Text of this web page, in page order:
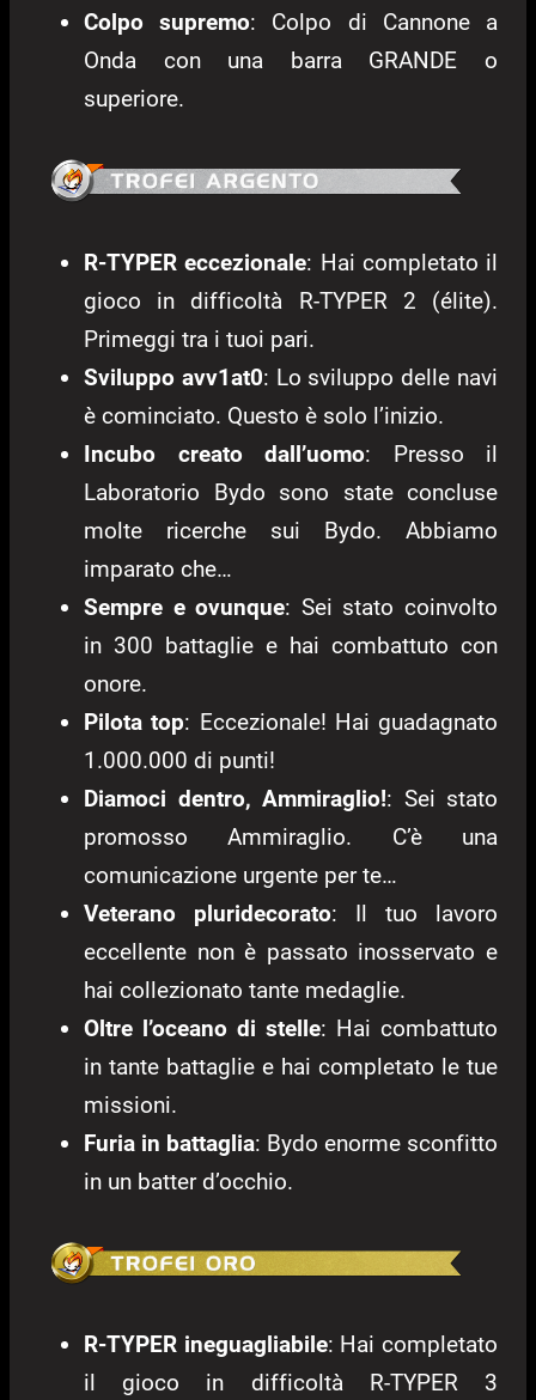
Colpo supremo: Colpo di Cannone a
Onda con una barra GRANDE o
superiore.
R-TYPER eccezionale: Hai completato il
gioco in difficoltà R-TYPER 2 (élite).
Primeggi tra i tuoi pari.
Sviluppo avv1at0: Lo sviluppo delle navi
è cominciato. Questo è solo l’inizio.
Incubo creato dall’uomo: Presso il
Laboratorio Bydo sono state concluse
molte ricerche sui Bydo. Abbiamo
imparato che…
Sempre e ovunque: Sei stato coinvolto
in 300 battaglie e hai combattuto con
onore.
Pilota top: Eccezionale! Hai guadagnato
1.000.000 di punti!
Diamoci dentro, Ammiraglio!: Sei stato
promosso Ammiraglio. C’è una
comunicazione urgente per te…
Veterano pluridecorato: Il tuo lavoro
eccellente non è passato inosservato e
hai collezionato tante medaglie.
Oltre l’oceano di stelle: Hai combattuto
in tante battaglie e hai completato le tue
missioni.
Furia in battaglia: Bydo enorme sconfitto
in un batter d’occhio.
R-TYPER ineguagliabile: Hai completato
il gioco in difficoltà R-TYPER 3